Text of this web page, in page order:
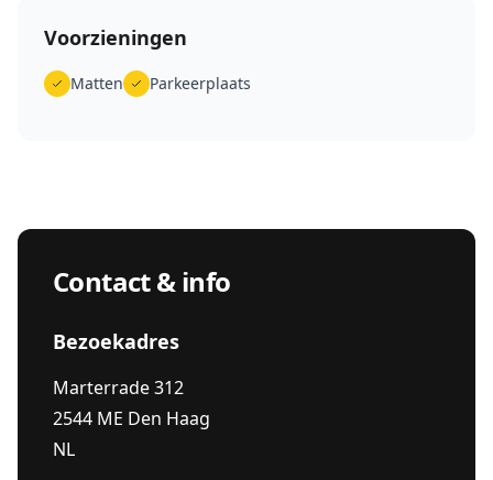
Voorzieningen
Matten Parkeerplaats
Contact & info
Bezoekadres
Marterrade 312
2544 ME Den Haag
NL